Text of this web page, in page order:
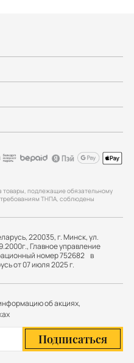
подлежащие обязательному
ТНПА, соблюдены
220035, г. Минск, ул.
Главное управление
номер 752682 в
от 07 июля 2025 г.
об акциях,
Подписаться